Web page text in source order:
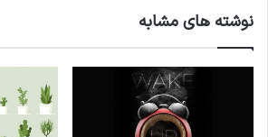
مجله در ستون و سطرآنچنان که
برای شرایط فعلی تکنولوژی
کاربردهای متنوع با هدف
نوشته های مشابه